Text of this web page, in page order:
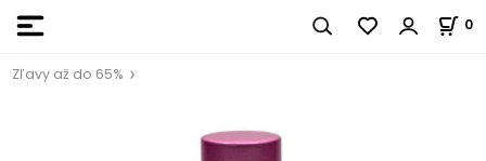
0
Zľavy až do 65%